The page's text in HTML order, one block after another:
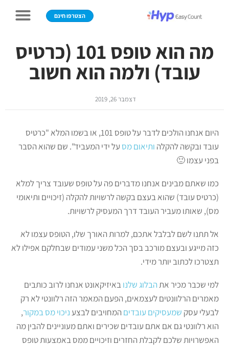
הצטרפו חינם
מה הוא טופס 101 (כרטיס
עובד) ולמה הוא חשוב
דצמבר 26, 2019
היום אנחנו הולכים לדבר על טופס 101, או בשמו המלא "כרטיס
עובד ובקשה להקלה ותיאום מס על ידי המעביד". שם שהוא הסבר
בפני עצמו 🙂
כמו שאתם מבינים אנחנו מדברים פה על טופס שעובד צריך למלא
(כרטיס עובד) שהוא בעצם בקשה לרשויות להקלה (זיכויים ותיאומי
מס), שאותו מעביר העובד דרך המעסיק לרשויות.
אל תתנו לשם לבלבל אתכם, למרות האורך שלו, הטופס עצמו לא
כזה מייגע ובעצם מורכב בסך הכל משני עמודים שבחלקם אפילו לא
תצטרכו לכתוב יותר מידי.
למי שכבר מכיר אתהבלוג שלנובאיזיקאונט אנחנו לרוב כותבים
מאמרים הרלוונטים לעצמאים, הפעם המאמר הזה רלוונטי לא רק
לבעלי עסק שמעסיקים עובדיםהמחויבים לבצעניכוי מס במקור,
הוא רלוונטי גם אם אתם עובדים שכירים ואתם מעוניינים להבין מה
האפשרויות שלכם לקבלת החזרים וזיכויים ממס באמצעות טופס